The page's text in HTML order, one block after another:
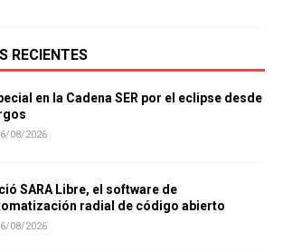
RECIENTES
en la Cadena SER por el eclipse desde
08/2026
SARA Libre, el software de
radial de código abierto
08/2026